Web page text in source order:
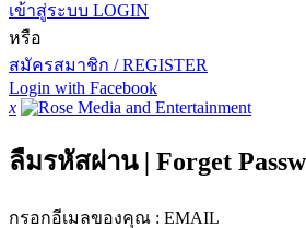
เข้าสู่ระบบ LOGIN
หรือ
สมัครสมาชิก / REGISTER
Login with Facebook
x
ลืมรหัสผ่าน | Forget
กรอกอีเมลของคุณ : EMAIL